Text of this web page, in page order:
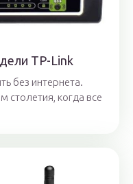
TP-Link
без интернета.
столетия, когда все